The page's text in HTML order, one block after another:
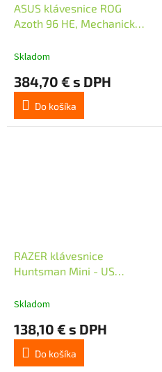
ASUS klávesnice ROG
Azoth 96 HE, Mechanická,
2.4GHz, CZ/SK, černá
Skladom
384,70 € s DPH
Do košíka
RAZER klávesnice
Huntsman Mini - US
Skladom
138,10 € s DPH
Do košíka